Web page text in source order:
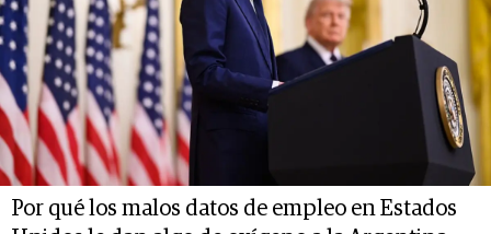
Por qué los malos datos de empleo en Estados